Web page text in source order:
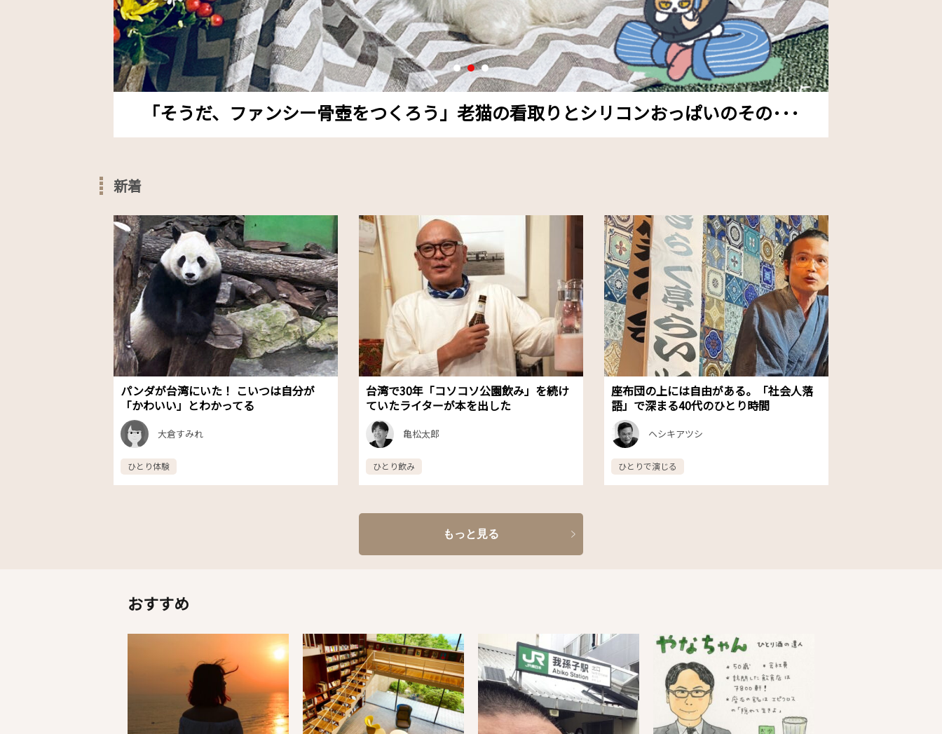
「そうだ、ファンシー骨壺をつくろう」老猫の看取りとシリコンおっぱいのその･･･
新着
パンダが台湾にいた！ こいつは自分が
「かわいい」とわかってる
大倉すみれ
ひとり体験
台湾で30年「コソコソ公園飲み」を続け
ていたライターが本を出した
亀松太郎
ひとり飲み
座布団の上には自由がある。「社会人落
語」で深まる40代のひとり時間
ヘシキアツシ
ひとりで演じる
もっと見る
おすすめ